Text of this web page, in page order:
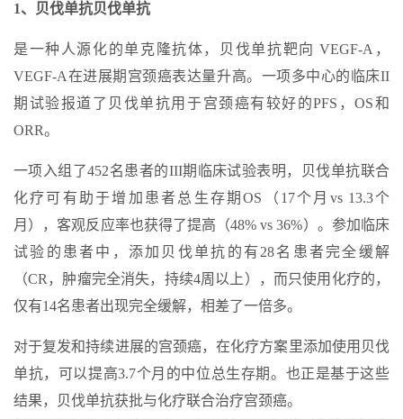
1、贝伐单抗贝伐单抗
是一种人源化的单克隆抗体，贝伐单抗靶向 VEGF-A，
VEGF-A在进展期宫颈癌表达量升高。一项多中心的临床II
期试验报道了贝伐单抗用于宫颈癌有较好的PFS，OS和
ORR。
一项入组了452名患者的III期临床试验表明，贝伐单抗联合
化疗可有助于增加患者总生存期OS（17个月vs 13.3个
月），客观反应率也获得了提高（48% vs 36%）。参加临床
试验的患者中，添加贝伐单抗的有28名患者完全缓解
（CR，肿瘤完全消失，持续4周以上），而只使用化疗的，
仅有14名患者出现完全缓解，相差了一倍多。
对于复发和持续进展的宫颈癌，在化疗方案里添加使用贝伐
单抗，可以提高3.7个月的中位总生存期。也正是基于这些
结果，贝伐单抗获批与化疗联合治疗宫颈癌。